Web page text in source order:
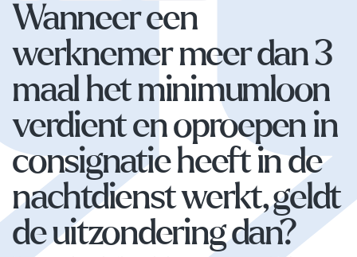
Wanneer een
werknemer meer dan 3
maal het minimumloon
verdient en oproepen in
consignatie heeft in de
nachtdienst werkt, geldt
de uitzondering dan?